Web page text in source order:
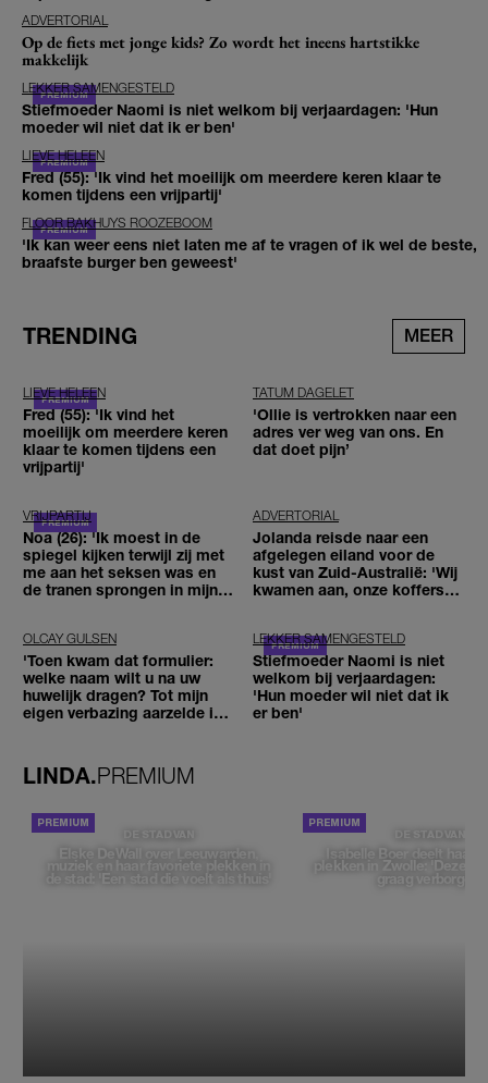
ADVERTORIAL
Op de fiets met jonge kids? Zo wordt het ineens hartstikke
makkelijk
LEKKER SAMENGESTELD
Stiefmoeder Naomi is niet welkom bij verjaardagen: 'Hun
moeder wil niet dat ik er ben'
LIEVE HELEEN
Fred (55): 'Ik vind het moeilijk om meerdere keren klaar te
komen tijdens een vrijpartij'
FLOOR BAKHUYS ROOZEBOOM
'Ik kan weer eens niet laten me af te vragen of ik wel de beste,
braafste burger ben geweest'
TRENDING MEER
LIEVE HELEEN
Fred (55): 'Ik vind het
moeilijk om meerdere keren
klaar te komen tijdens een
vrijpartij'
TATUM DAGELET
'Ollie is vertrokken naar een
adres ver weg van ons. En
dat doet pijn’
VRIJPARTIJ
Noa (26): 'Ik moest in de
spiegel kijken terwijl zij met
me aan het seksen was en
de tranen sprongen in mijn
ADVERTORIAL
Jolanda reisde naar een
afgelegen eiland voor de
kust van Zuid-Australië: 'Wij
kwamen aan, onze koffers
OLCAY GULSEN
'Toen kwam dat formulier:
welke naam wilt u na uw
huwelijk dragen? Tot mijn
eigen verbazing aarzelde ik
LEKKER SAMENGESTELD
Stiefmoeder Naomi is niet
welkom bij verjaardagen:
'Hun moeder wil niet dat ik
er ben'
LINDA.PREMIUM
DE STAD VAN
Elske DeWall over Leeuwarden,
muziek en haar favoriete plekken in
de stad: 'Een stad die voelt als thuis'
DE STAD VAN
Isabelle Boer deelt haar
plekken in Zwolle: 'Deze
graag verborgen'